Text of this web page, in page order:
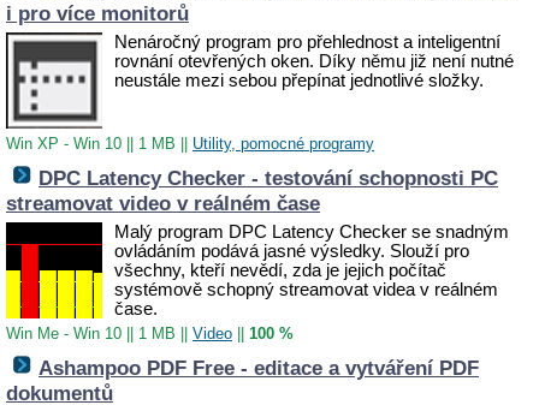
i pro více monitorů
Nenáročný program pro přehlednost a inteligentní
rovnání otevřených oken. Díky němu již není nutné
neustále mezi sebou přepínat jednotlivé složky.
Win XP - Win 10 1 MB Utility, pomocné programy
DPC Latency Checker - testování schopnosti PC
streamovat video v reálném čase
Malý program DPC Latency Checker se snadným
ovládáním podává jasné výsledky. Slouží pro
všechny, kteří nevědí, zda je jejich počítač
systémově schopný streamovat videa v reálném
čase.
Win Me - Win 10 1 MB Video 100 %
Ashampoo PDF Free - editace a vytváření PDF
dokumentů